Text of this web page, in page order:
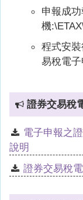
申報成
機
程式安
易稅電子
證券交易稅
電子申報之
說明
證券交易稅